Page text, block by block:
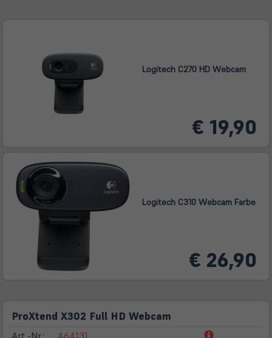
Logitech C270 HD Webcam
€ 19,90
Logitech C310 Webcam Farbe
€ 26,90
ProXtend X302 Full HD Webcam
Art.-Nr.:
A64131
(öffnet